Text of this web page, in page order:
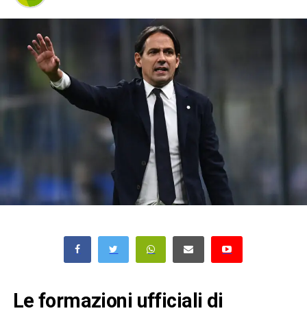
Le formazioni ufficiali di